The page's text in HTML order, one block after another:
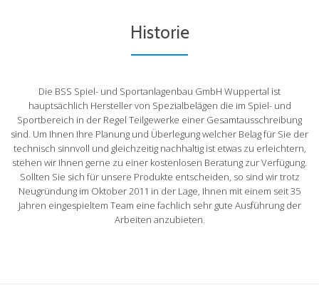
Historie
Die BSS Spiel- und Sportanlagenbau GmbH Wuppertal ist
hauptsächlich Hersteller von Spezialbelägen die im Spiel- und
Sportbereich in der Regel Teilgewerke einer Gesamtausschreibung
sind. Um Ihnen Ihre Planung und Überlegung welcher Belag für Sie der
technisch sinnvoll und gleichzeitig nachhaltig ist etwas zu erleichtern,
stehen wir Ihnen gerne zu einer kostenlosen Beratung zur Verfügung.
Sollten Sie sich für unsere Produkte entscheiden, so sind wir trotz
Neugründung im Oktober 2011 in der Lage, Ihnen mit einem seit 35
Jahren eingespieltem Team eine fachlich sehr gute Ausführung der
Arbeiten anzubieten.